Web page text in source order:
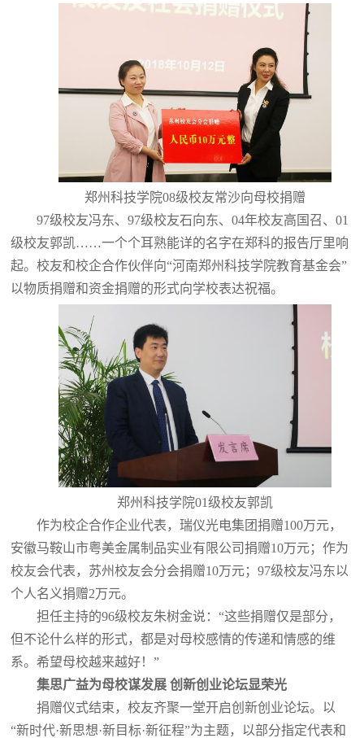
郑州科技学院08级校友常沙向母校捐赠
97级校友冯东、97级校友石向东、04年校友高国召、01
级校友郭凯……一个个耳熟能详的名字在郑科的报告厅里响
起。校友和校企合作伙伴向“河南郑州科技学院教育基金会”
以物质捐赠和资金捐赠的形式向学校表达祝福。
郑州科技学院01级校友郭凯
作为校企合作企业代表，瑞仪光电集团捐赠100万元，
安徽马鞍山市粤美金属制品实业有限公司捐赠10万元；作为
校友会代表，苏州校友会分会捐赠10万元；97级校友冯东以
个人名义捐赠2万元。
担任主持的96级校友朱树金说：“这些捐赠仅是部分，
但不论什么样的形式，都是对母校感情的传递和情感的维
系。希望母校越来越好！”
集思广益为母校谋发展 创新创业论坛显荣光
捐赠仪式结束，校友齐聚一堂开启创新创业论坛。以
“新时代·新思想·新目标·新征程”为主题，以部分指定代表和